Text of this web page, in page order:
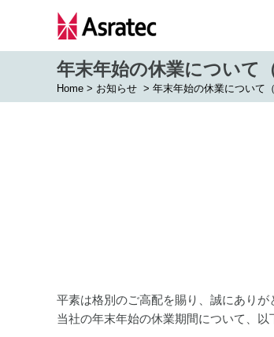
年末年始の休業について
Home > お知らせ > 年末年始の休業について
平素は格別のご高配を賜り、誠にありが
当社の年末年始の休業期間について、以